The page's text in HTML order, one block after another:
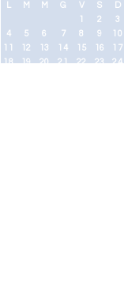
M M G V S
D
1
2
3
4
5 6 7 8 9
10
11
12 13 14 15 16
17
18
19 20 21 22 23
24